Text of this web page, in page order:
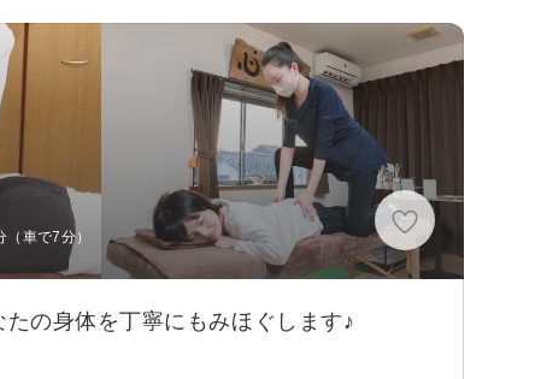
車で7分）
の身体を丁寧にもみほぐします♪